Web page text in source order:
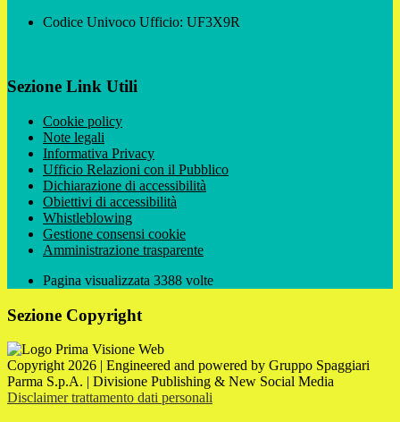
Codice Univoco Ufficio: UF3X9R
Sezione Link Utili
Cookie policy
Note legali
Informativa Privacy
Ufficio Relazioni con il Pubblico
Dichiarazione di accessibilità
Obiettivi di accessibilità
Whistleblowing
Gestione consensi cookie
Amministrazione trasparente
Pagina visualizzata 3388 volte
Sezione Copyright
Copyright 2026 | Engineered and powered by Gruppo Spaggiari
Parma S.p.A. | Divisione Publishing & New Social Media
Disclaimer trattamento dati personali